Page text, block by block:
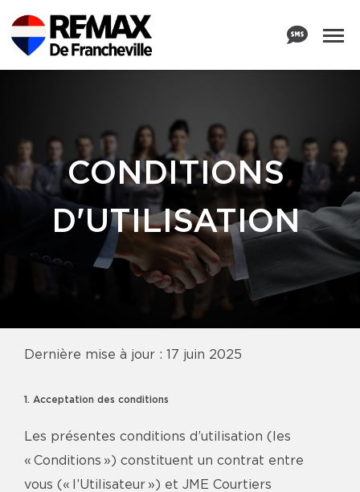
CONDITIONS
D'UTILISATION
Dernière mise à jour : 17 juin 2025
1. Acceptation des conditions
Les présentes conditions d’utilisation (les
« Conditions ») constituent un contrat entre
vous (« l’Utilisateur ») et JME Courtiers